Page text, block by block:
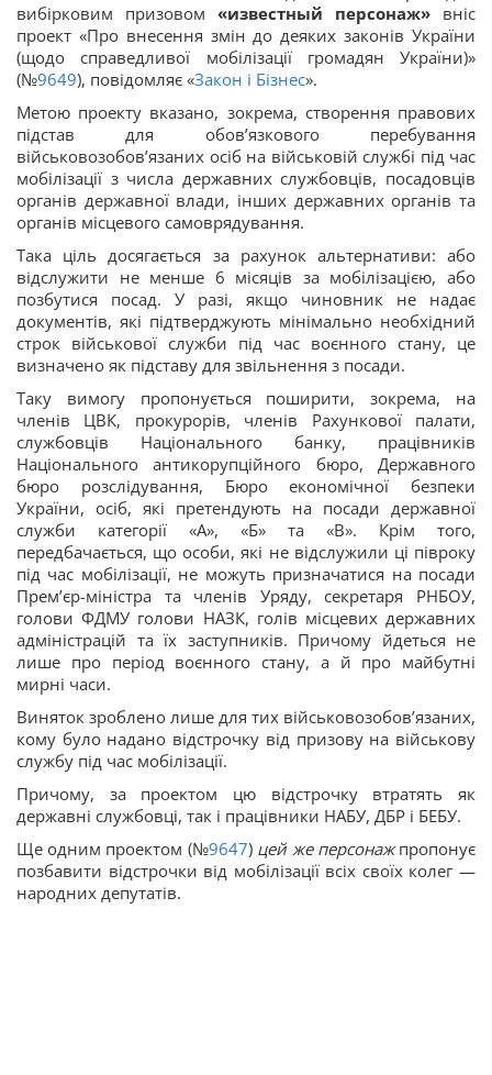
вибірковим призовом «известный персонаж» вніс
проект «Про внесення змін до деяких законів України
(щодо справедливої мобілізації громадян України)»
(№9649), повідомляє «Закон і Бізнес».
Метою проекту вказано, зокрема, створення правових
підстав для обов’язкового перебування
військовозобов’язаних осіб на військовій службі під час
мобілізації з числа державних службовців, посадовців
органів державної влади, інших державних органів та
органів місцевого самоврядування.
Така ціль досягається за рахунок альтернативи: або
відслужити не менше 6 місяців за мобілізацією, або
позбутися посад. У разі, якщо чиновник не надає
документів, які підтверджують мінімально необхідний
строк військової служби під час воєнного стану, це
визначено як підставу для звільнення з посади.
Таку вимогу пропонується поширити, зокрема, на
членів ЦВК, прокурорів, членів Рахункової палати,
службовців Національного банку, працівників
Національного антикорупційного бюро, Державного
бюро розслідування, Бюро економічної безпеки
України, осіб, які претендують на посади державної
служби категорії «А», «Б» та «В». Крім того,
передбачається, що особи, які не відслужили ці півроку
під час мобілізації, не можуть призначатися на посади
Прем’єр-міністра та членів Уряду, секретаря РНБОУ,
голови ФДМУ голови НАЗК, голів місцевих державних
адміністрацій та їх заступників. Причому йдеться не
лише про період воєнного стану, а й про майбутні
мирні часи.
Виняток зроблено лише для тих військовозобов’язаних,
кому було надано відстрочку від призову на військову
службу під час мобілізації.
Причому, за проектом цю відстрочку втратять як
державні службовці, так і працівники НАБУ, ДБР і БЕБУ.
Ще одним проектом (№9647) цей же персонажпропонує
позбавити відстрочки від мобілізації всіх своїх колег —
народних депутатів.